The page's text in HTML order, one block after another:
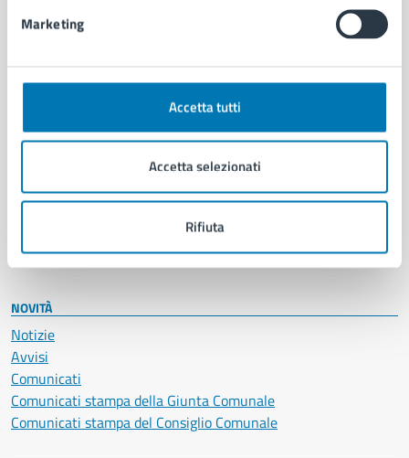
Marketing
Accetta tutti
Accetta selezionati
Rifiuta
Ambiente
Cultura e tempo libero
Educazione e formazione
Giustizia e sicurezza pubblica
Salute, benessere e assistenza
Vita lavorativa
NOVITÀ
Notizie
Avvisi
Comunicati
Comunicati stampa della Giunta Comunale
Comunicati stampa del Consiglio Comunale